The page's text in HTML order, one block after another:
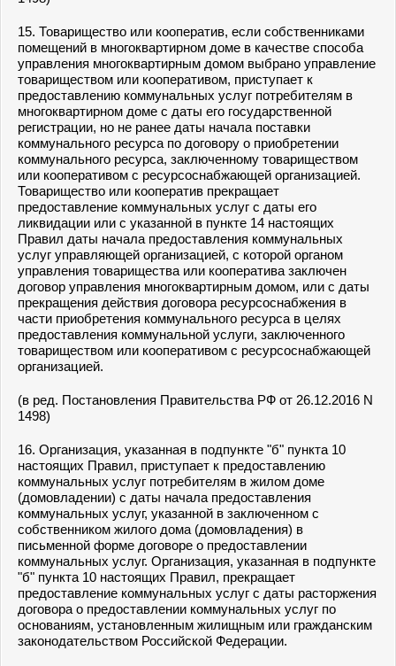
15. Товарищество или кооператив, если собственниками
помещений в многоквартирном доме в качестве способа
управления многоквартирным домом выбрано управление
товариществом или кооперативом, приступает к
предоставлению коммунальных услуг потребителям в
многоквартирном доме с даты его государственной
регистрации, но не ранее даты начала поставки
коммунального ресурса по договору о приобретении
коммунального ресурса, заключенному товариществом
или кооперативом с ресурсоснабжающей организацией.
Товарищество или кооператив прекращает
предоставление коммунальных услуг с даты его
ликвидации или с указанной в пункте 14 настоящих
Правил даты начала предоставления коммунальных
услуг управляющей организацией, с которой органом
управления товарищества или кооператива заключен
договор управления многоквартирным домом, или с даты
прекращения действия договора ресурсоснабжения в
части приобретения коммунального ресурса в целях
предоставления коммунальной услуги, заключенного
товариществом или кооперативом с ресурсоснабжающей
организацией.
(в ред. Постановления Правительства РФ от 26.12.2016 N
1498)
16. Организация, указанная в подпункте "б" пункта 10
настоящих Правил, приступает к предоставлению
коммунальных услуг потребителям в жилом доме
(домовладении) с даты начала предоставления
коммунальных услуг, указанной в заключенном с
собственником жилого дома (домовладения) в
письменной форме договоре о предоставлении
коммунальных услуг. Организация, указанная в подпункте
"б" пункта 10 настоящих Правил, прекращает
предоставление коммунальных услуг с даты расторжения
договора о предоставлении коммунальных услуг по
основаниям, установленным жилищным или гражданским
законодательством Российской Федерации.